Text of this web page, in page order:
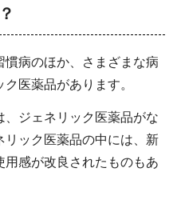
病のほか、さまざまな病
医薬品があります。
ジェネリック医薬品がな
リック医薬品の中には、新
用感が改良されたものもあ